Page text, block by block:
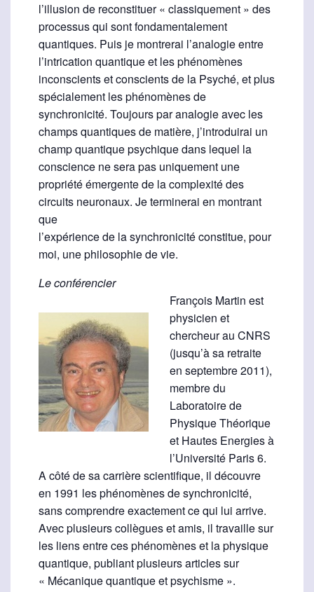
l’illusion de reconstituer « classiquement » des
processus qui sont fondamentalement
quantiques. Puis je montrerai l’analogie entre
l’intrication quantique et les phénomènes
inconscients et conscients de la Psyché, et plus
spécialement les phénomènes de
synchronicité. Toujours par analogie avec les
champs quantiques de matière, j’introduirai un
champ quantique psychique dans lequel la
conscience ne sera pas uniquement une
propriété émergente de la complexité des
circuits neuronaux. Je terminerai en montrant
que
l’expérience de la synchronicité constitue, pour
moi, une philosophie de vie.
Le conférencier
François Martin est
physicien et
chercheur au CNRS
(jusqu’à sa retraite
en septembre 2011),
membre du
Laboratoire de
Physique Théorique
et Hautes Energies à
l’Université Paris 6.
A côté de sa carrière scientifique, il découvre
en 1991 les phénomènes de synchronicité,
sans comprendre exactement ce qui lui arrive.
Avec plusieurs collègues et amis, il travaille sur
les liens entre ces phénomènes et la physique
quantique, publiant plusieurs articles sur
« Mécanique quantique et psychisme ».